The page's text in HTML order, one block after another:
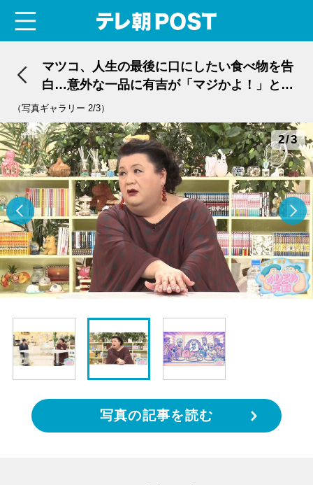
マツコ、人生の最後に口にしたい食べ物を告
白…意外な一品に有吉が「マジかよ！」と驚
き
（写真ギャラリー 2/3）
2/3
写真の記事を読む